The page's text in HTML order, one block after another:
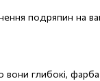
подряпин на
глибокі,